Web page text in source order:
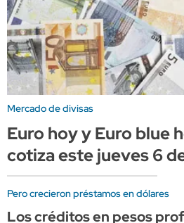
Mercado de divisas
Euro hoy y Euro blue
cotiza este jueves 6
Pero crecieron préstamos en dólares
Los créditos en pesos